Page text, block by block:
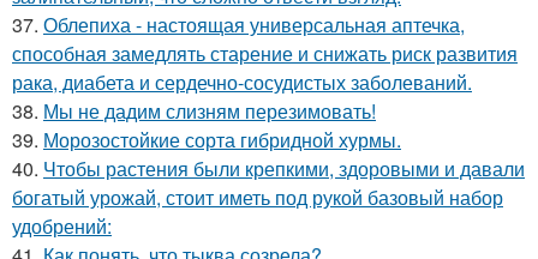
37. Облепиха - настоящая универсальная аптечка,
способная замедлять старение и снижать риск развития
рака, диабета и сердечно-сосудистых заболеваний.
38. Мы не дадим слизням перезимовать!
39. Морозостойкие сорта гибридной хурмы.
40. Чтобы растения были крепкими, здоровыми и давали
богатый урожай, стоит иметь под рукой базовый набор
удобрений: